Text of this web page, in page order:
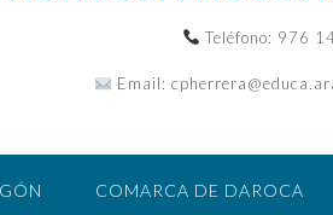
Teléfono: 976
Email:
COMARCA DE DAROCA